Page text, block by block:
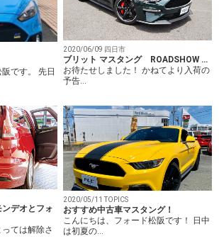
です。 先日
2020/06/09 四日市
ブリット マスタング ROADSHOW …
お待たせしました！ かねてより入荷の
予告…
デオとフォ
ては解除さ
2020/05/11 TOPICS
おすすめ中古車マスタング！
こんにちは、フォード松阪です！ 日中
は初夏の…